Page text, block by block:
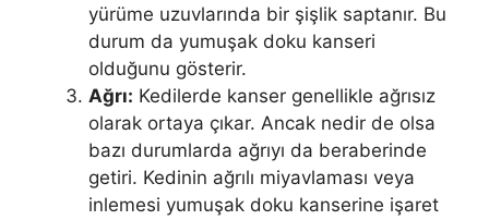
yürüme uzuvlarında bir şişlik saptanır. Bu
durum da yumuşak doku kanseri
olduğunu gösterir.
Ağrı: Kedilerde kanser genellikle ağrısız
olarak ortaya çıkar. Ancak nedir de olsa
bazı durumlarda ağrıyı da beraberinde
getiri. Kedinin ağrılı miyavlaması veya
inlemesi yumuşak doku kanserine işaret